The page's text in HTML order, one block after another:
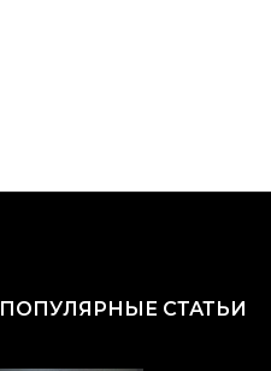
ПОПУЛЯРНЫЕ СТАТЬИ